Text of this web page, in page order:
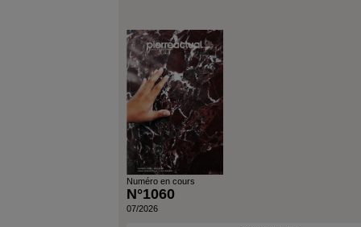
Numéro en cours
N°1060
07/2026